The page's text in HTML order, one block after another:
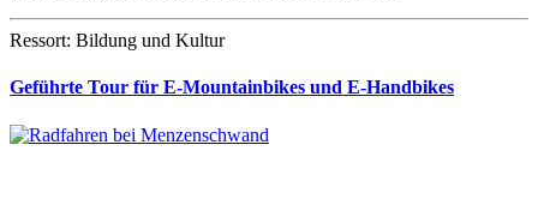
Ressort: Bildung und Kultur
Geführte Tour für E-Mountainbikes und E-Handbikes